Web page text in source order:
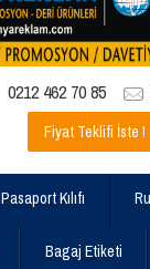
0212 462 70 85
Fiyat Teklifi İste !
Pasaport Kılıfı
Bagaj Etiketi